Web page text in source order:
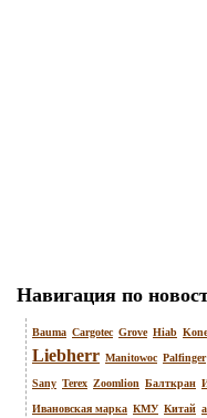
Навигация по
Bauma Cargotec Grove Hiab
Liebherr Manitowoc Palfinger
Sany Terex Zoomlion Балткран
Ивановская марка КМУ Китай